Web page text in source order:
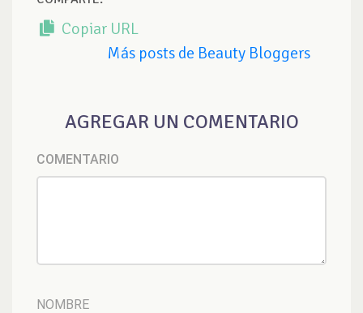
Copiar URL
Más posts de Beauty Bloggers
AGREGAR UN COMENTARIO
COMENTARIO
NOMBRE